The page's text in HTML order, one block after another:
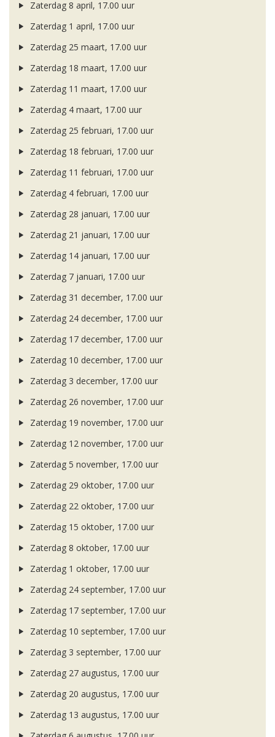
Zaterdag 8 april, 17.00 uur
Zaterdag 1 april, 17.00 uur
Zaterdag 25 maart, 17.00 uur
Zaterdag 18 maart, 17.00 uur
Zaterdag 11 maart, 17.00 uur
Zaterdag 4 maart, 17.00 uur
Zaterdag 25 februari, 17.00 uur
Zaterdag 18 februari, 17.00 uur
Zaterdag 11 februari, 17.00 uur
Zaterdag 4 februari, 17.00 uur
Zaterdag 28 januari, 17.00 uur
Zaterdag 21 januari, 17.00 uur
Zaterdag 14 januari, 17.00 uur
Zaterdag 7 januari, 17.00 uur
Zaterdag 31 december, 17.00 uur
Zaterdag 24 december, 17.00 uur
Zaterdag 17 december, 17.00 uur
Zaterdag 10 december, 17.00 uur
Zaterdag 3 december, 17.00 uur
Zaterdag 26 november, 17.00 uur
Zaterdag 19 november, 17.00 uur
Zaterdag 12 november, 17.00 uur
Zaterdag 5 november, 17.00 uur
Zaterdag 29 oktober, 17.00 uur
Zaterdag 22 oktober, 17.00 uur
Zaterdag 15 oktober, 17.00 uur
Zaterdag 8 oktober, 17.00 uur
Zaterdag 1 oktober, 17.00 uur
Zaterdag 24 september, 17.00 uur
Zaterdag 17 september, 17.00 uur
Zaterdag 10 september, 17.00 uur
Zaterdag 3 september, 17.00 uur
Zaterdag 27 augustus, 17.00 uur
Zaterdag 20 augustus, 17.00 uur
Zaterdag 13 augustus, 17.00 uur